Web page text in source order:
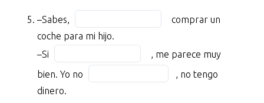
of
11
fumar
fuera.
Tengo
of
11
8
of
11
–Sabes, Fill
in
the
blank
9
comprar un
coche para mi hijo.
–Si Fill
in
the
blank
, me parece muy
bien. Yo no Fill
in
, no tengo
dinero.